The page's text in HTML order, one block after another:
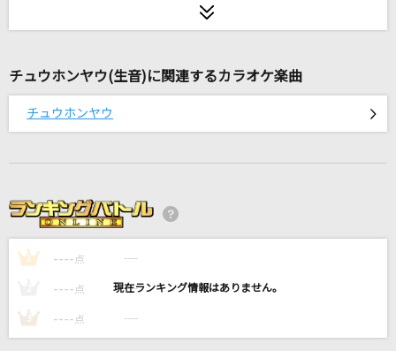
ワールドイズマイン CPK! Remix (かぐや&月見
かぐや(cv.夏吉ゆうこ)、月見ヤチヨ(cv.早見沙織)
おジャ魔女カーニバル!!
ヨルシカ
Let It Go [レット・イット・ゴー]
ファタール
チュウホンヤウ(生音)に関連するカラオケ楽曲
チュウホンヤウ
1 ---- 点 ----
---- 点 ----
3 ---- 点 ----